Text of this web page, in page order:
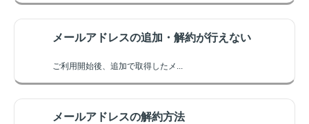
メールアドレスの追加・解約が行えない
ご利用開始後、追加で取得したメ...
メールアドレスの解約方法